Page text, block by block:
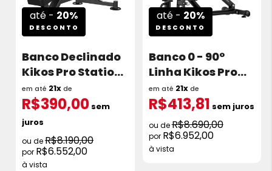
até - 20%
DESCONTO
Banco Declinado
Kikos Pro Station
TTFW83
R$8.190,00
R$6.552,00
à vista
em até 21xde
R$390,00 sem
juros
até - 20%
DESCONTO
Banco 0 - 90°
Linha Kikos Pro
Station TTFW80I
R$8.690,00
R$6.952,00
à vista
em até 21xde
R$413,81 sem juros